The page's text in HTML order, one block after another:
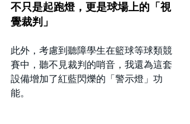
不只是起跑燈，更是球場上的「視
覺裁判」
此外，考慮到聽障學生在籃球等球類競
賽中，聽不見裁判的哨音，我還為這套
設備增加了紅藍閃爍的「警示燈」功
能。